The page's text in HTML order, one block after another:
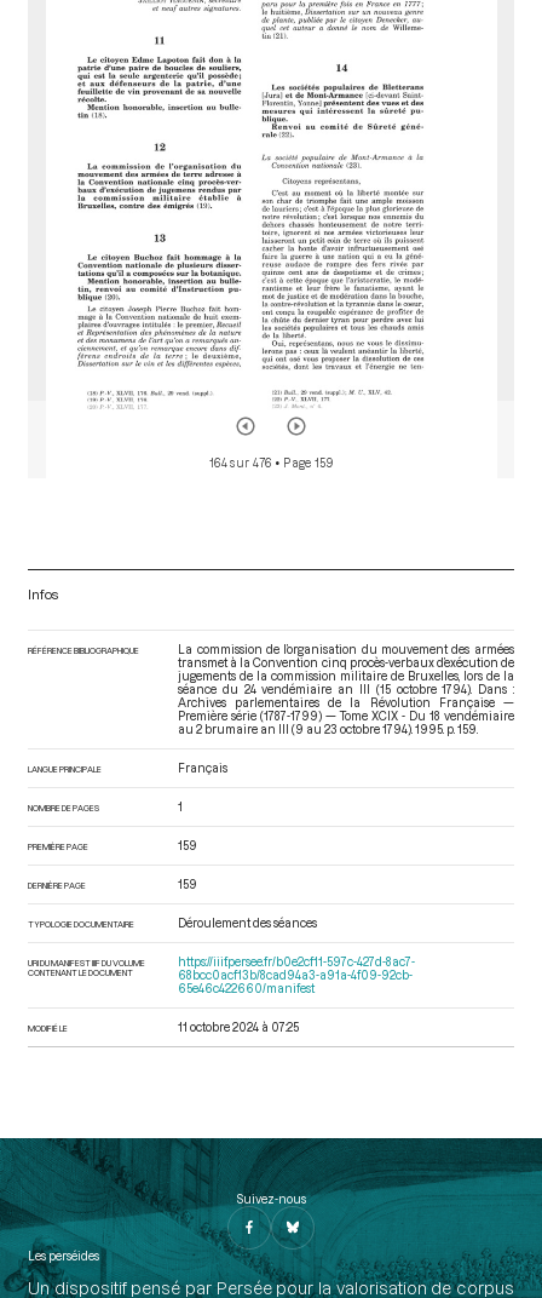
164 sur 476 • Page 159
Infos
RÉFÉRENCE BIBLIOGRAPHIQUE
La commission de l’organisation du mouvement des armées
transmet à la Convention cinq procès-verbaux d’exécution de
jugements de la commission militaire de Bruxelles, lors de la
séance du 24 vendémiaire an III (15 octobre 1794). Dans :
Archives parlementaires de la Révolution Française —
Première série (1787-1799) — Tome XCIX - Du 18 vendémiaire
au 2 brumaire an III (9 au 23 octobre 1794) . 1995. p. 159.
LANGUE PRINCIPALE Français
NOMBRE DE PAGES 1
PREMIÈRE PAGE 159
DERNIÈRE PAGE 159
TYPOLOGIE DOCUMENTAIRE Déroulement des séances
URI DU MANIFEST IIIF DU VOLUME
CONTENANT LE DOCUMENT
https://iiif.persee.fr/b0e2cf11-597c-427d-8ac7-
68bcc0acf13b/8cad94a3-a91a-4f09-92cb-
65e46c422660/manifest
MODIFIÉ LE 11 octobre 2024 à 07:25
Suivez-nous
Les perséides
Un dispositif pensé par Persée pour la valorisation de corpus